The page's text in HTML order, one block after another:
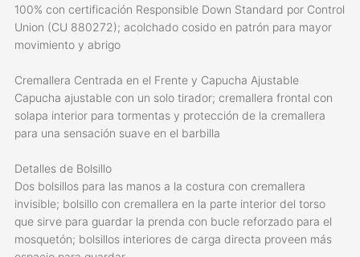
100% con certificación Responsible Down Standard por Control
Union (CU 880272); acolchado cosido en patrón para mayor
movimiento y abrigo
Cremallera Centrada en el Frente y Capucha Ajustable
Capucha ajustable con un solo tirador; cremallera frontal con
solapa interior para tormentas y protección de la cremallera
para una sensación suave en el barbilla
Detalles de Bolsillo
Dos bolsillos para las manos a la costura con cremallera
invisible; bolsillo con cremallera en la parte interior del torso
que sirve para guardar la prenda con bucle reforzado para el
mosquetón; bolsillos interiores de carga directa proveen más